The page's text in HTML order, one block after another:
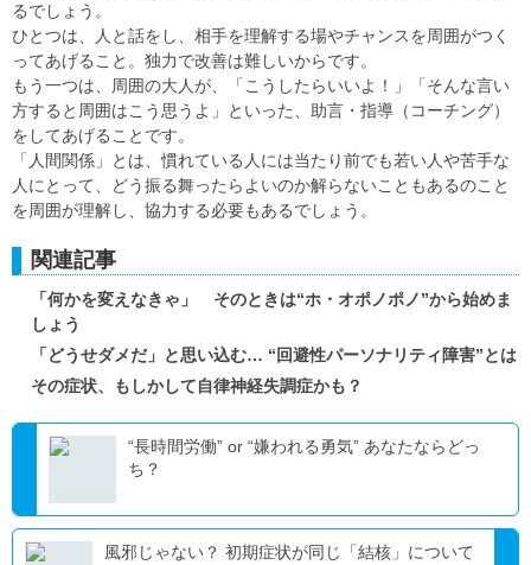
るでしょう。
ひとつは、人と話をし、相手を理解する場やチャンスを周囲がつく
ってあげること。独力で改善は難しいからです。
もう一つは、周囲の大人が、「こうしたらいいよ！」「そんな言い
方すると周囲はこう思うよ」といった、助言・指導（コーチング）
をしてあげることです。
「人間関係」とは、慣れている人には当たり前でも若い人や苦手な
人にとって、どう振る舞ったらよいのか解らないこともあるのこと
を周囲が理解し、協力する必要もあるでしょう。
関連記事
「何かを変えなきゃ」 そのときは“ホ・オポノポノ”から始めま
しょう
「どうせダメだ」と思い込む… “回避性パーソナリティ障害”とは
その症状、もしかして自律神経失調症かも？
“長時間労働” or “嫌われる勇気” あなたならどっ
ち？
風邪じゃない？ 初期症状が同じ「結核」について